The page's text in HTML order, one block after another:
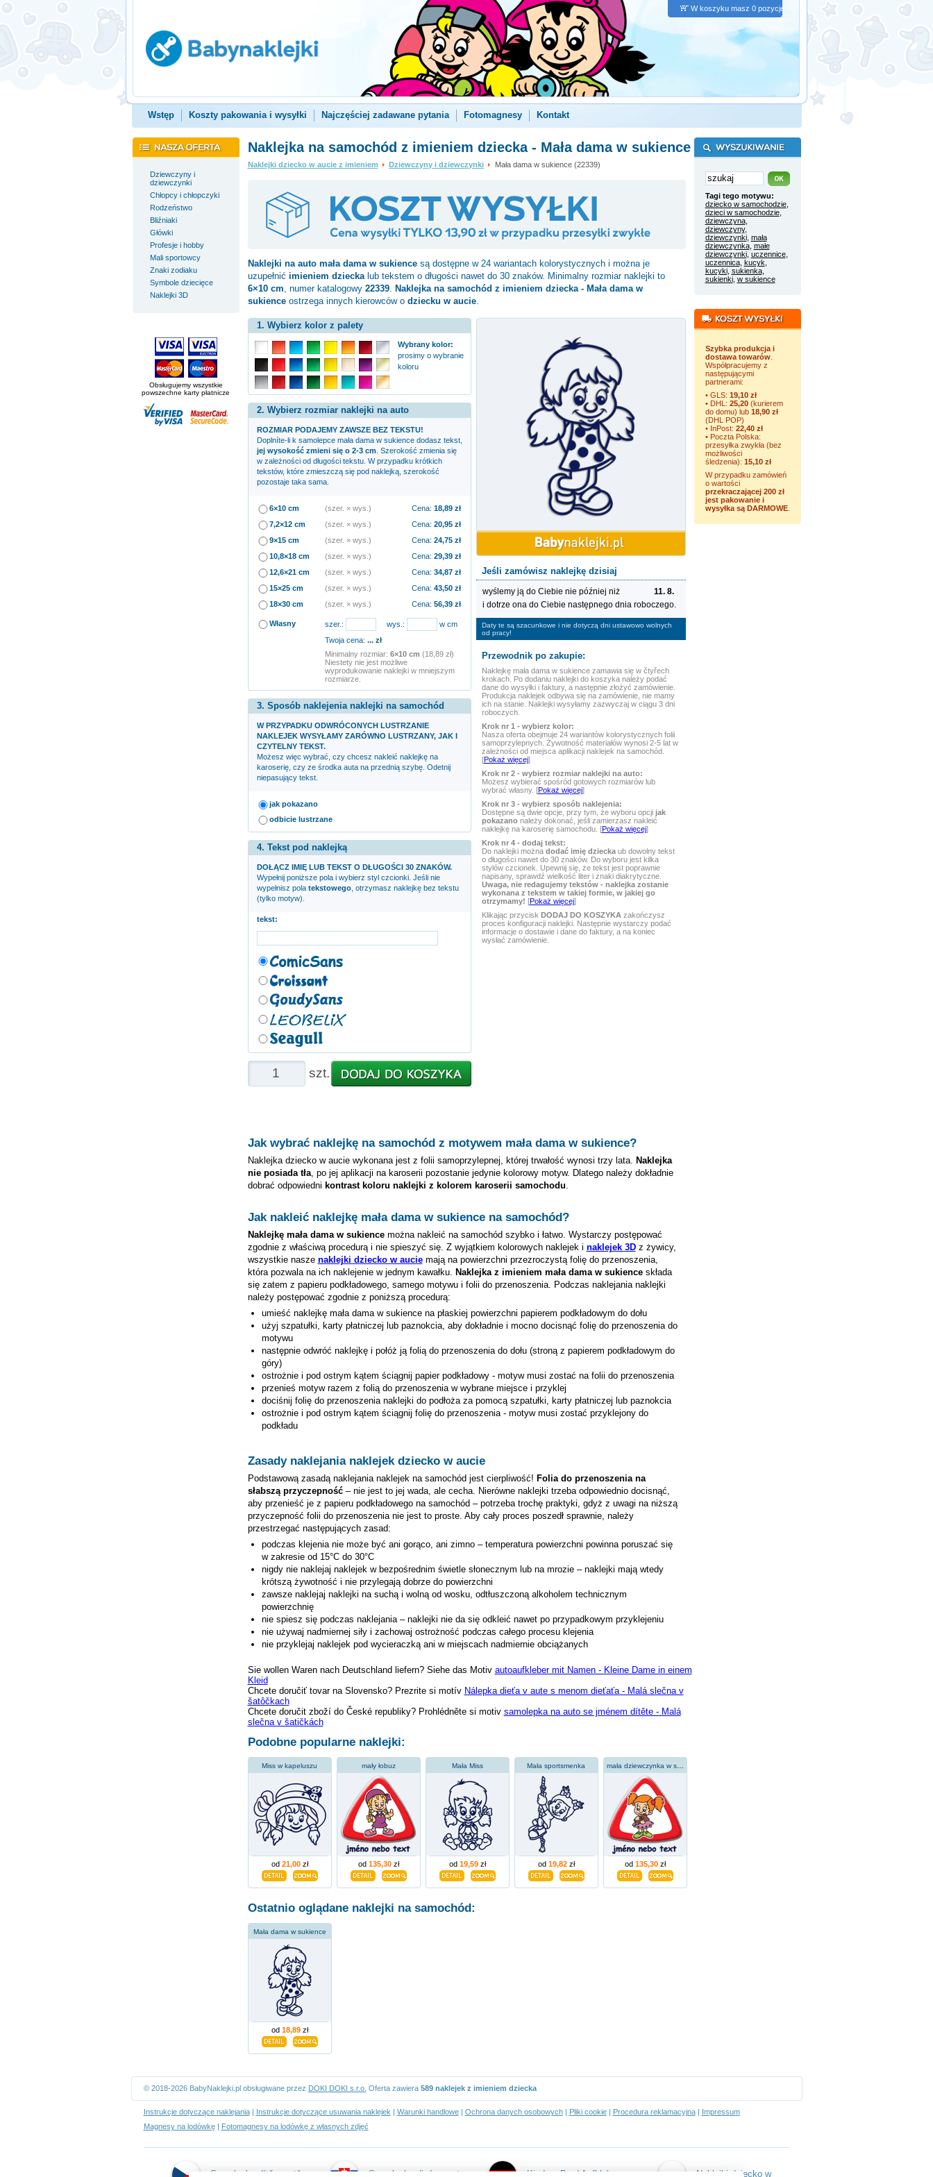
W koszyku masz 0 pozycje
Wstęp Koszty pakowania i wysyłki Najczęściej zadawane pytania Fotomagnesy Kontakt
Dziewczyny i
dziewczynki
Chłopcy i chłopczyki
Rodzeństwo
Bliźniaki
Główki
Profesje i hobby
Mali sportowcy
Znaki zodiaku
Symbole dziecięce
Naklejki 3D
Obsługujemy wszystkie
powszechne karty płatnicze
Naklejka na samochód z imieniem dziecka - Mała dama w sukience
Naklejki dziecko w aucie z imieniem Dziewczyny i dziewczynki Mała dama w sukience (22339)
Naklejki na auto mała dama w sukiencesą dostępne w 24 wariantach kolorystycznych i można je
uzupełnić imieniem dzieckalub tekstem o długości nawet do 30 znaków. Minimalny rozmiar naklejki to
6×10 cm, numer katalogowy 22339. Naklejka na samochód z imieniem dziecka - Mała dama w
sukienceostrzega innych kierowców o dziecku w aucie.
Jeśli zamówisz naklejkę dzisiaj
wyślemy ją do Ciebie nie później niż
11. 8.
i dotrze ona do Ciebie następnego dnia roboczego.
Daty te są szacunkowe i nie dotyczą dni ustawowo wolnych
od pracy!
Przewodnik po zakupie:
Naklejkę mała dama w sukiencezamawia się w čtyřech
krokach. Po dodaniu naklejki do koszyka należy podać
dane do wysyłki i faktury, a następnie złożyć zamówienie.
Produkcja naklejek odbywa się na zamówienie, nie mamy
ich na stanie. Naklejki wysyłamy zazwyczaj w ciągu 3 dni
roboczych.
Krok nr 1 - wybierz kolor:
Nasza oferta obejmuje 24 wariantów kolorystycznych folii
samoprzylepnych. Żywotność materiałów wynosi 2-5 lat w
zależności od miejsca aplikacji naklejek na samochód.
[Pokaż więcej]
Krok nr 2 - wybierz rozmiar naklejki na auto:
Możesz wybierać spośród gotowych rozmiarów lub
wybrać własny. [Pokaż więcej]
Krok nr 3 - wybierz sposób naklejenia:
Dostępne są dwie opcje, przy tym, że wyboru opcji jak
pokazanonależy dokonać, jeśli zamierzasz nakleić
naklejkę na karoserię samochodu. [Pokaż więcej]
Krok nr 4 - dodaj tekst:
Do naklejki można dodać imię dzieckaub dowolny tekst
o długości nawet do 30 znaków. Do wyboru jest kilka
stylów czcionek. Upewnij się, że tekst jest poprawnie
napisany, sprawdź wielkość liter i znaki diakrytyczne.
Uwaga, nie redagujemy tekstów - naklejka zostanie
wykonana z tekstem w takiej formie, w jakiej go
otrzymamy! [Pokaż więcej]
Klikając przycisk DODAJ DO KOSZYKA zakończysz
proces konfiguracji naklejki. Następnie wystarczy podać
informacje o dostawie i dane do faktury, a na koniec
wysłać zamówienie.
1. Wybierz kolor z palety
Wybrany kolor:
prosimy o wybranie
koloru
2. Wybierz rozmiar naklejki na auto
ROZMIAR PODAJEMY ZAWSZE BEZ TEKSTU!
Doplníte-li k samolepce mała dama w sukiencedodasz tekst,
jej wysokość zmieni się o 2-3 cm. Szerokość zmienia się
w zależności od długości tekstu. W przypadku krótkich
tekstów, które zmieszczą się pod naklejką, szerokość
pozostaje taka sama.
6×10 cm (szer. × wys.) Cena: 18,89zł
7,2×12 cm
(szer. × wys.) Cena: 20,95zł
9×15 cm
(szer. × wys.) Cena: 24,75zł
10,8×18 cm
(szer. × wys.) Cena: 29,39zł
12,6×21 cm
(szer. × wys.) Cena: 34,87zł
15×25 cm
(szer. × wys.) Cena: 43,50zł
18×30 cm
(szer. × wys.) Cena: 56,39zł
Własny szer.: wys.:
w cm
Twoja cena: ...zł
Minimalny rozmiar: 6×10 cm (18,89 zł)
Niestety nie jest możliwe
wyprodukowanie naklejki w mniejszym
rozmiarze.
3. Sposób naklejenia naklejki na samochód
W PRZYPADKU ODWRÓCONYCH LUSTRZANIE
NAKLEJEK WYSYŁAMY ZARÓWNO LUSTRZANY, JAK I
CZYTELNY TEKST.
Możesz więc wybrać, czy chcesz nakleić naklejkę na
karoserię, czy ze środka auta na przednią szybę. Odetnij
niepasujący tekst.
jak pokazano
odbicie lustrzane
4. Tekst pod naklejką
DOŁĄCZ IMIĘ LUB TEKST O DŁUGOŚCI 30 ZNAKÓW.
Wypełnij poniższe pola i wybierz styl czcionki. Jeśli nie
wypełnisz pola tekstowego, otrzymasz naklejkę bez tekstu
(tylko motyw).
tekst:
szt.
Jak wybrać naklejkę na samochód z motywem mała dama w sukience?
Naklejka dziecko w aucie wykonana jest z folii samoprzylepnej, której trwałość wynosi trzy lata. Naklejka
nie posiada tła, po jej aplikacji na karoserii pozostanie jedynie kolorowy motyw. Dlatego należy dokładnie
dobrać odpowiedni kontrast koloru naklejki z kolorem karoserii samochodu.
Jak nakleić naklejkę mała dama w sukiencena samochód?
Naklejkę mała dama w sukiencemożna nakleić na samochód szybko i łatwo. Wystarczy postępować
zgodnie z właściwą procedurą i nie spieszyć się. Z wyjątkiem kolorowych naklejek i naklejek 3Dz żywicy,
wszystkie nasze naklejki dziecko w auciemają na powierzchni przezroczystą folię do przenoszenia,
która pozwala na ich naklejenie w jednym kawałku. Naklejka z imieniem mała dama w sukienceskłada
się zatem z papieru podkładowego, samego motywu i folii do przenoszenia. Podczas naklejania naklejki
należy postępować zgodnie z poniższą procedurą:
umieść naklejkę mała dama w sukiencena płaskiej powierzchni papierem podkładowym do dołu
użyj szpatułki, karty płatniczej lub paznokcia, aby dokładnie i mocno docisnąć folię do przenoszenia do
motywu
następnie odwróć naklejkę i połóż ją folią do przenoszenia do dołu (stroną z papierem podkładowym do
góry)
ostrożnie i pod ostrym kątem ściągnij papier podkładowy - motyw musi zostać na folii do przenoszenia
przenieś motyw razem z folią do przenoszenia w wybrane miejsce i przyklej
dociśnij folię do przenoszenia naklejki do podłoża za pomocą szpatułki, karty płatniczej lub paznokcia
ostrożnie i pod ostrym kątem ściągnij folię do przenoszenia - motyw musi zostać przyklejony do
podkładu
Zasady naklejania naklejek dziecko w aucie
Podstawową zasadą naklejania naklejek na samochód jest cierpliwość! Folia do przenoszenia na
słabszą przyczepność– nie jest to jej wada, ale cecha. Nierówne naklejki trzeba odpowiednio docisnąć,
aby przenieść je z papieru podkładowego na samochód – potrzeba trochę praktyki, gdyż z uwagi na niższą
przyczepność folii do przenoszenia nie jest to proste. Aby cały proces poszedł sprawnie, należy
przestrzegać następujących zasad:
podczas klejenia nie może być ani gorąco, ani zimno – temperatura powierzchni powinna poruszać się
w zakresie od 15°C do 30°C
nigdy nie naklejaj naklejek w bezpośrednim świetle słonecznym lub na mrozie – naklejki mają wtedy
krótszą żywotność i nie przylegają dobrze do powierzchni
zawsze naklejaj naklejki na suchą i wolną od wosku, odtłuszczoną alkoholem technicznym
powierzchnię
nie spiesz się podczas naklejania – naklejki nie da się odkleić nawet po przypadkowym przyklejeniu
nie używaj nadmiernej siły i zachowaj ostrożność podczas całego procesu klejenia
nie przyklejaj naklejek pod wycieraczką ani w miejscach nadmiernie obciążanych
Sie wollen Waren nach Deutschland liefern? Siehe das Motiv autoaufkleber mit Namen - Kleine Dame in einem
Kleid
Chcete doručiť tovar na Slovensko? Prezrite si motív Nálepka dieťa v aute s menom dieťaťa - Malá slečna v
šatôčkach
Chcete doručit zboží do České republiky? Prohlédněte si motiv samolepka na auto se jménem dítěte - Malá
slečna v šatičkách
Podobne popularne naklejki:
Miss w kapeluszu
od 21,00zł
mały łobuz
od 135,30zł
Mała Miss
od 19,59zł
Mała sportsmenka
od 19,82zł
mała dziewczynka w sukience
od 135,30zł
Ostatnio oglądane naklejki na samochód:
Mała dama w sukience
od 18,89zł
Tagi tego motywu:
dziecko w samochodzie,
dzieci w samochodzie,
dziewczyna,
dziewczyny,
dziewczynki, mała
dziewczynka, małe
dziewczynki, uczennice,
uczennica, kucyk
kucyki, sukienka,
sukienki, w sukience
Szybka produkcja i
dostawa towarów.
Współpracujemy z
następującymi
partnerami:
• GLS: 19,10 zł
• DHL: 25,20(kurierem
do domu) lub 18,90 zł
(DHL POP)
• InPost: 22,40 zł
• Poczta Polska:
przesyłka zwykła (bez
możliwości
śledzenia): 15,10 zł
W przypadku zamówień
o wartości
przekraczającej 200 zł
jest pakowanie i
wysyłka są DARMOWE.
© 2018-2026 BabyNaklejki.pl obsługiwane przez DOKI DOKI s.r.o. Oferta zawiera 589 naklejek z imieniem dziecka
Instrukcje dotyczące naklejania| Instrukcje dotyczące usuwania naklejek | Warunki handlowe| Ochrona danych osobowych| Pliki cookie| Procedura reklamacyjna| Impressum
Magnesy na lodówkę| Fotomagnesy na lodówkę z własnych zdjęć
Samolepky dítě v autě Samolepky dieťa v aute Kind an Bord Aufkleber Naklejki dziecko w